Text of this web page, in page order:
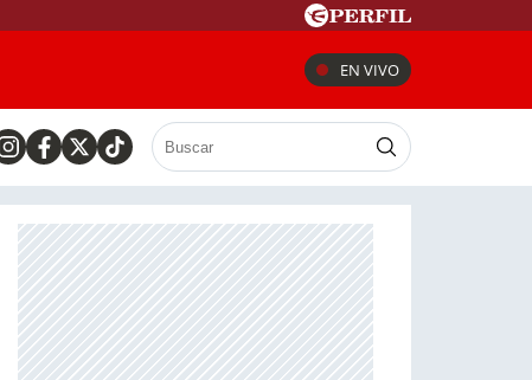
EN VIVO